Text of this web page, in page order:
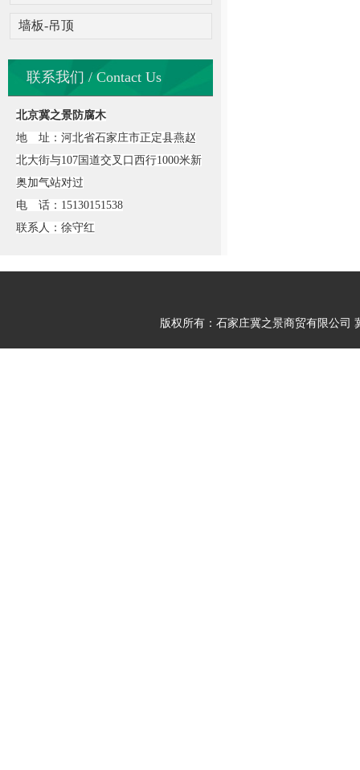
墙板-吊顶
联系我们 / Contact Us
北京冀之景防腐木
地 址：河北省石家庄市正定县燕赵
北大街与107国道交叉口西行1000米新
奥加气站对过
电 话：15130151538
联系人：徐守红
版权所有：石家庄冀之景商贸有限公司